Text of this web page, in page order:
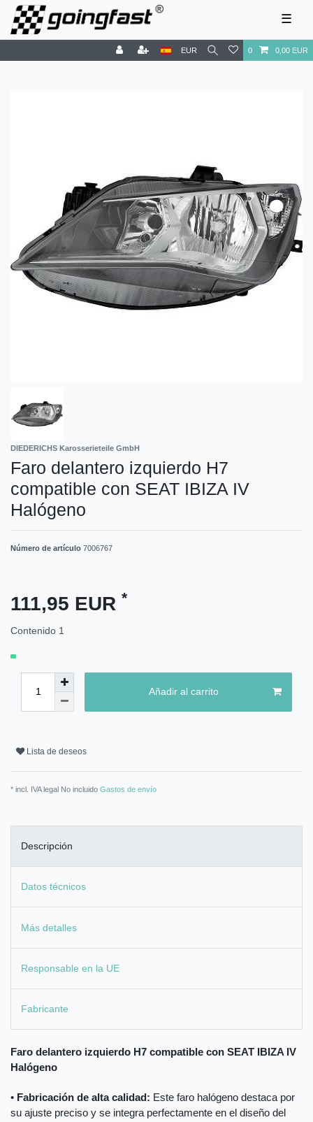
☰
EUR 0 0,00 EUR
DIEDERICHS Karosserieteile GmbH
Faro delantero izquierdo H7
compatible con SEAT IBIZA IV
Halógeno
Número de artículo 7006767
111,95 EUR *
Contenido 1
Añadir al carrito
Lista de deseos
* incl. IVA legal No incluido Gastos de envío
Descripción
Datos técnicos
Más detalles
Responsable en la UE
Fabricante
Faro delantero izquierdo H7 compatible con SEAT IBIZA IV
Halógeno
• Fabricación de alta calidad: Este faro halógeno destaca por
su ajuste preciso y se integra perfectamente en el diseño del